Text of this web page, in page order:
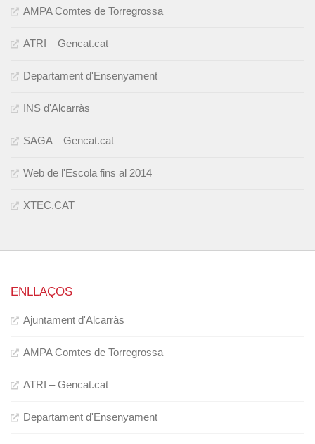
AMPA Comtes de Torregrossa
ATRI – Gencat.cat
Departament d'Ensenyament
INS d'Alcarràs
SAGA – Gencat.cat
Web de l'Escola fins al 2014
XTEC.CAT
ENLLAÇOS
Ajuntament d'Alcarràs
AMPA Comtes de Torregrossa
ATRI – Gencat.cat
Departament d'Ensenyament